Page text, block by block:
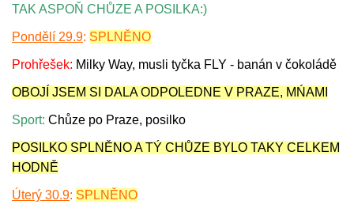
TAK ASPOŇ CHŮZE A POSILKA:)
Pondělí 29.9: SPLNĚNO
Prohřešek: Milky Way, musli tyčka FLY - banán v čokoládě
OBOJÍ JSEM SI DALA ODPOLEDNE V PRAZE, MŃAMI
Sport: Chůze po Praze, posilko
POSILKO SPLNĚNO A TÝ CHŮZE BYLO TAKY CELKEM
HODNĚ
Úterý 30.9: SPLNĚNO